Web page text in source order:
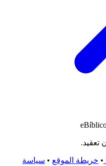
تعقيد.
• خريطة الموقع • سياسة